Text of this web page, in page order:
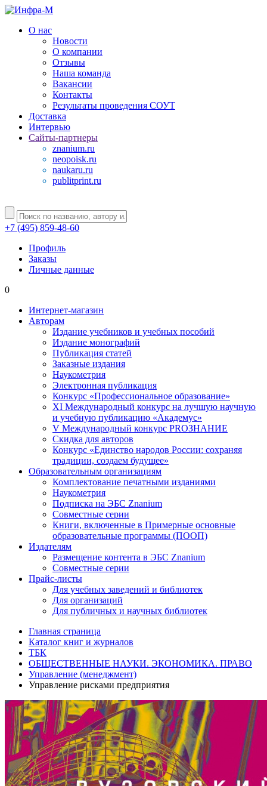
О нас
Новости
О компании
Отзывы
Наша команда
Вакансии
Контакты
Результаты проведения СОУТ
Доставка
Интервью
Сайты-партнеры
znanium.ru
neopoisk.ru
naukaru.ru
publitprint.ru
+7 (495) 859-48-60
Профиль
Заказы
Личные данные
0
Интернет-магазин
Авторам
Издание учебников и учебных пособий
Издание монографий
Публикация статей
Заказные издания
Наукометрия
Электронная публикация
Конкурс «Профессиональное образование»
XI Международный конкурс на лучшую научную
и учебную публикацию «Академус»
V Международный конкурс PROЗНАНИЕ
Скидка для авторов
Конкурс «Единство народов России: сохраняя
традиции, создаем будущее»
Образовательным организациям
Комплектование печатными изданиями
Наукометрия
Подписка на ЭБС Znanium
Совместные серии
Книги, включенные в Примерные основные
образовательные программы (ПООП)
Издателям
Размещение контента в ЭБС Znanium
Совместные серии
Прайс-листы
Для учебных заведений и библиотек
Для организаций
Для публичных и научных библиотек
Главная страница
Каталог книг и журналов
ТБК
ОБЩЕСТВЕННЫЕ НАУКИ. ЭКОНОМИКА. ПРАВО
Управление (менеджмент)
Управление рисками предприятия